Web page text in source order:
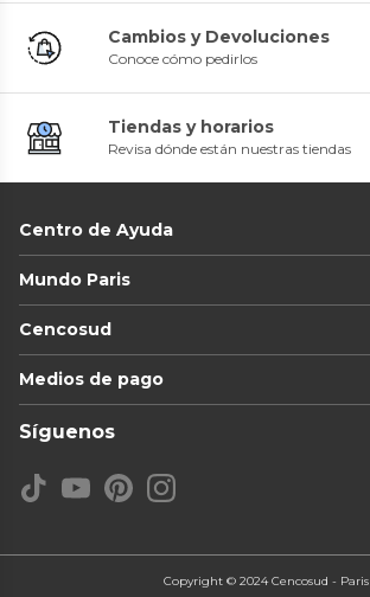
Cambios y Devoluciones
Conoce cómo pedirlos
Tiendas y horarios
Revisa dónde están nuestras tiendas
Centro de Ayuda
Mundo Paris
Cencosud
Medios de pago
Síguenos
Copyright © 2024 Cencosud - Paris